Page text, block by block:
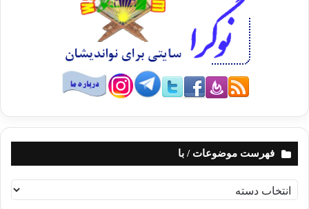
فهرست موضوعات / با
ه